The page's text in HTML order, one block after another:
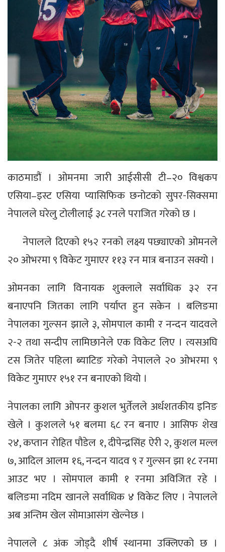
काठमाडौं । ओमनमा जारी आईसीसी टी–२० विश्वकप
एसिया–इस्ट एसिया प्यासिफिक छनोटको सुपर-सिक्समा
नेपालले घरेलु टोलीलाई ३८ रनले पराजित गरेको छ ।
नेपालले दिएको १५२ रनको लक्ष्य पछ्याएको ओमनले
२० ओभरमा ९ विकेट गुमाएर ११३ रन मात्र बनाउन सक्यो ।
ओमनका लागि विनायक शुक्लाले सर्वाधिक ३२ रन
बनाएपनि जितका लागि पर्याप्त हुन सकेन । बलिङमा
नेपालका गुल्सन झाले ३, सोमपाल कामी र नन्दन यादवले
२-२ तथा सन्दीप लामिछानेले एक विकेट लिए । त्यसअघि
टस जितेर पहिला ब्याटिङ गरेको नेपालले २० ओभरमा ९
विकेट गुमाएर १५१ रन बनाएको थियो ।
नेपालका लागि ओपनर कुशल भुर्तेलले अर्धशतकीय इनिङ
खेले । कुशलले ५१ बलमा ६८ रन बनाए । आसिफ शेख
२४, कप्तान रोहित पौडेल १, दीपेन्द्रसिंह ऐरी २, कुशल मल्ल
७, आदिल आलम १६, नन्दन यादव ९ र गुल्सन झा १८ रनमा
आउट भए । सोमपाल कामी १ रनमा अविजित रहे ।
बलिङमा नदिम खानले सर्वाधिक ४ विकेट लिए । नेपालले
अब अन्तिम खेल सोमाआसंग खेल्नेछ ।
नेपालले ८ अंक जोड्दै शीर्ष स्थानमा उक्लिएको छ ।